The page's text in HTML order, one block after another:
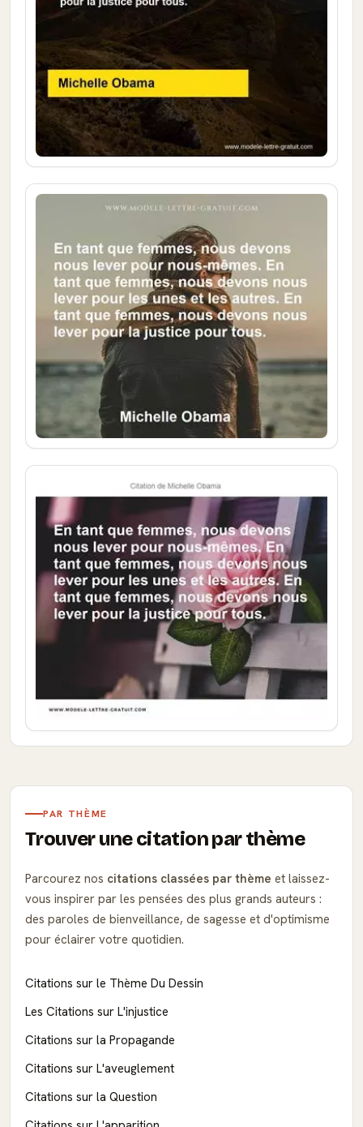
PAR THÈME
Trouver une citation par thème
Parcourez nos citations classées par thème et laissez-
vous inspirer par les pensées des plus grands auteurs :
des paroles de bienveillance, de sagesse et d'optimisme
pour éclairer votre quotidien.
Citations sur le Thème Du Dessin
Les Citations sur L'injustice
Citations sur la Propagande
Citations sur L'aveuglement
Citations sur la Question